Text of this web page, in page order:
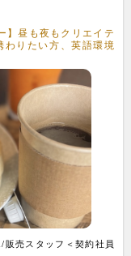
】昼も夜もクリエイテ
りたい方、英語環境
売スタッフ＜契約社員